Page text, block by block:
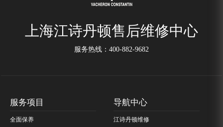
上海江诗丹顿售后维修中心
服务热线： 400-882-9682
服务项目
全面保养
导航中心
江诗丹顿维修